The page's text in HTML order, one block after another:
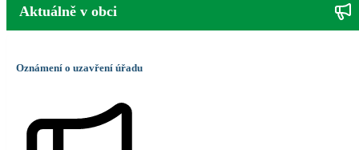
Aktuálně v obci
Oznámení o uzavření úřadu